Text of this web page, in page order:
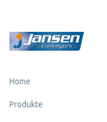
Home
Produkte